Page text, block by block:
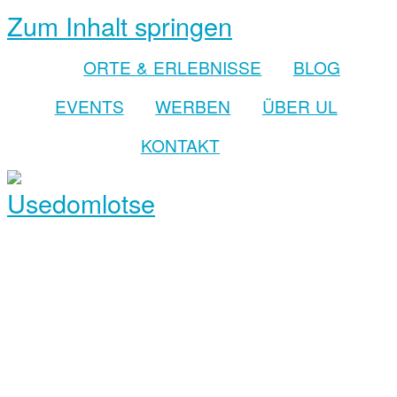
Zum Inhalt springen
ORTE & ERLEBNISSE
BLOG
EVENTS
WERBEN
ÜBER UL
KONTAKT